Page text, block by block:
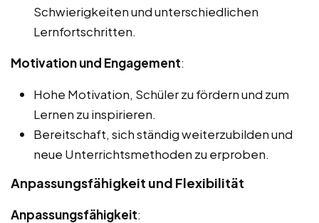
Schwierigkeiten und unterschiedlichen
Lernfortschritten.
Motivation und Engagement:
Hohe Motivation, Schüler zu fördern und zum
Lernen zu inspirieren.
Bereitschaft, sich ständig weiterzubilden und
neue Unterrichtsmethoden zu erproben.
Anpassungsfähigkeit und Flexibilität
Anpassungsfähigkeit: